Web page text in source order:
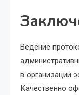
Ведение
в организации
Качественно